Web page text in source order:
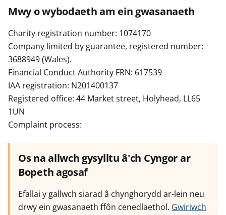
Mwy o wybodaeth am ein gwasanaeth
Charity registration number: 1074170
Company limited by guarantee, registered number:
3688949 (Wales).
Financial Conduct Authority FRN: 617539
IAA registration: N201400137
Registered office: 44 Market street, Holyhead, LL65
1UN
Complaint process:
Os na allwch gysylltu â'ch Cyngor ar
Bopeth agosaf
Efallai y gallwch siarad â chynghorydd ar-lein neu
drwy ein gwasanaeth ffôn cenedlaethol. Gwiriwch